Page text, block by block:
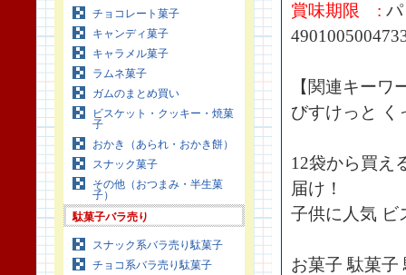
チョコレート菓子
キャンディ菓子
キャラメル菓子
ラムネ菓子
ガムのまとめ買い
ビスケット・クッキー・焼菓
子
おかき（あられ・おかき餅）
スナック菓子
その他（おつまみ・半生菓
子）
駄菓子バラ売り
スナック系バラ売り駄菓子
チョコ系バラ売り駄菓子
賞味期限 :
【関連キーワ
びすけっと く
12袋から買え
届け！
子供に人気 ビ
お菓子 駄菓子